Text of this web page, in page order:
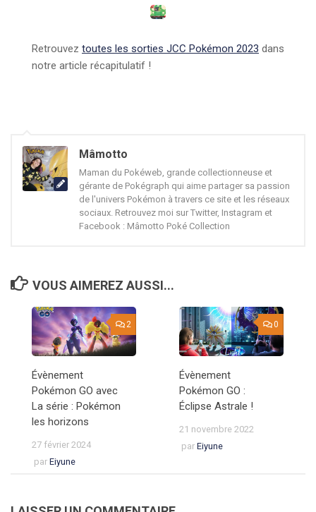
Retrouvez toutes les sorties JCC Pokémon 2023 dans
notre article récapitulatif !
Mâmotto
Maman du Pokéweb, grande collectionneuse et
gérante de Pokégraph qui aime partager sa passion
de l'univers Pokémon à travers ce site et les réseaux
sociaux. Retrouvez moi sur Twitter, Instagram et
Facebook : Mâmotto Poké Collection
VOUS AIMEREZ AUSSI...
2
Évènement
Pokémon GO avec
La série : Pokémon
les horizons
27 février 2024
par Eiyune
0
Évènement
Pokémon GO :
Éclipse Astrale !
21 novembre 2022
par Eiyune